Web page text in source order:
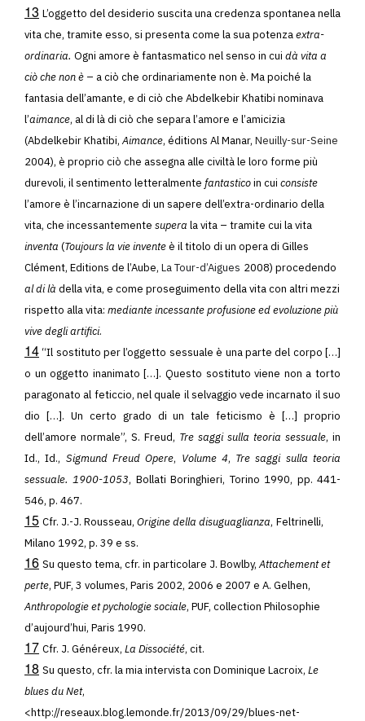
13 L’oggetto del desiderio suscita una credenza spontanea nella
vita che, tramite esso, si presenta come la sua potenzaextra-
ordinaria. Ogni amore è fantasmatico nel senso in cui dà vita a
ciò che non è – a ciò che ordinariamente non è. Ma poiché la
fantasia dell’amante, e di ciò che Abdelkebir Khatibi nominava
l’aimance, al di là di ciò che separa l’amore e l’amicizia
(Abdelkebir Khatibi,Aimance, éditions Al Manar, Neuilly-sur-Seine
2004), è proprio ciò che assegna alle civiltà le loro forme più
durevoli, il sentimento letteralmente fantasticoin cui consiste
l’amore è l’incarnazione di un sapere dell’extra-ordinario della
vita, che incessantemente supera la vita – tramite cui la vita
inventa (Toujours la vie inventeè il titolo di un opera di Gilles
Clément, Editions de l’Aube, La Tour-d’Aigues 2008) procedendo
al di là della vita, e come proseguimento della vita con altri mezzi
rispetto alla vita: mediante incessante profusione ed evoluzione più
vive degli artifici.
14“Il sostituto per l’oggetto sessuale è una parte del corpo […]
o un oggetto inanimato […]. Questo sostituto viene non a torto
paragonato al feticcio, nel quale il selvaggio vede incarnato il suo
dio […]. Un certo grado di un tale feticismo è […] proprio
dell’amore normale”, S. Freud, Tre saggi sulla teoria sessuale, in
Id., Id., Sigmund Freud Opere, Volume 4, Tre saggi sulla teoria
sessuale. 1900-1053, Bollati Boringhieri, Torino 1990, pp. 441-
546, p. 467.
15 Cfr. J.-J. Rousseau, Origine della disuguaglianza, Feltrinelli,
Milano 1992, p. 39 e ss.
16 Su questo tema, cfr. in particolare J. Bowlby,Attachement et
perte, PUF, 3 volumes, Paris 2002, 2006 e 2007 e A. Gelhen,
Anthropologie et pychologie sociale, PUF, collection Philosophie
d’aujourd’hui, Paris 1990.
17 Cfr. J. Généreux, La Dissociété, cit.
18 Su questo, cfr. la mia intervista con Dominique Lacroix, Le
blues du Net,
<http://reseaux.blog.lemonde.fr/2013/09/29/blues-net-